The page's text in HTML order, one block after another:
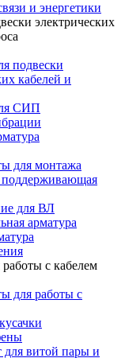
и энергетики
электрических
подвески
кабелей и
СИП
для монтажа
для ВЛ
арматура
с кабелем
для работы с
для витой пары и